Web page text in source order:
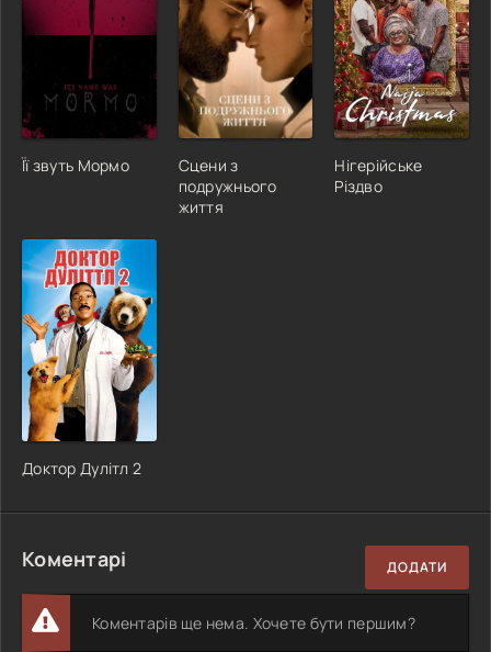
Її звуть Мормо
Сцени з
подружнього
життя
Нігерійське
Різдво
Доктор Дулітл 2
Коментарі ДОДАТИ
Коментарів ще нема. Хочете бути першим?